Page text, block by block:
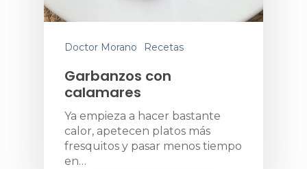
Doctor Morano Recetas
Garbanzos con
calamares
Ya empieza a hacer bastante
calor, apetecen platos más
fresquitos y pasar menos tiempo
en…